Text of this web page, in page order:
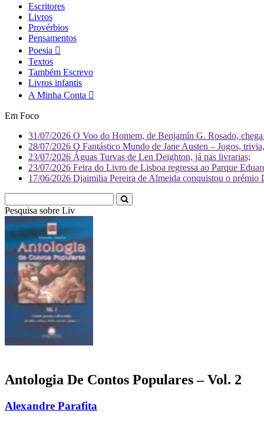
Escritores
Livros
Provérbios
Pensamentos
Poesia
Textos
Também Escrevo
Livros infantis
A Minha Conta
Em Foco
31/07/2026 O Voo do Homem, de Benjamín G. Rosado,
28/07/2026 O Fantástico Mundo de Jane Austen – Jogos,
23/07/2026 Águas Turvas de Len Deighton, já nas livrarias;
23/07/2026 Feira do Livro de Lisboa regressa ao Parque
17/06/2026 Djaimilia Pereira de Almeida conquistou o
Pesquisa sobre Literatura
Antologia De Contos Populares – Vol. 2
Alexandre Parafita